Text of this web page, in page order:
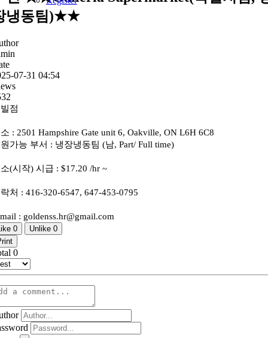
냉동팀)★★
07-31 04:54
점
: 2501 Hampshire Gate unit 6, Oakville, ON L6H 6C8
가능 부서 : 냉장냉동팀 (남, Part/ Full time)
(시작) 시급 : $17.20 /hr ~
처 : 416-320-6547, 647-453-0795
: goldenss.hr@gmail.com
0 Unlike 0
0